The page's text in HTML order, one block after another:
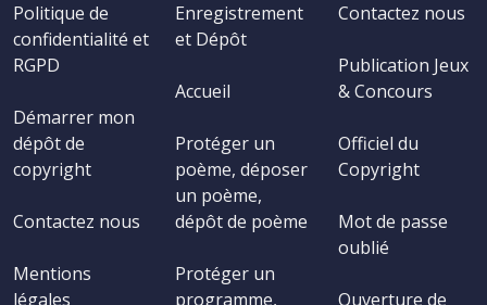
Politique de
confidentialité et
RGPD
Démarrer mon
dépôt de
copyright
Contactez nous
Mentions
légales
Enregistrement
et Dépôt
Accueil
Protéger un
poème, déposer
un poème,
dépôt de poème
Protéger un
programme,
Contactez nous
Publication Jeux
& Concours
Officiel du
Copyright
Mot de passe
oublié
Ouverture de